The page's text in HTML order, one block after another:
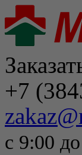
+7
с 9:00